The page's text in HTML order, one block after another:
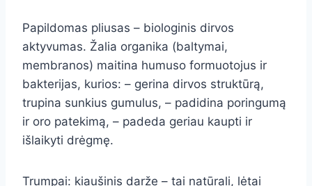
Papildomas pliusas – biologinis dirvos
aktyvumas. Žalia organika (baltymai,
membranos) maitina humuso formuotojus ir
bakterijas, kurios: – gerina dirvos struktūrą,
trupina sunkius gumulus, – padidina poringumą
ir oro patekimą, – padeda geriau kaupti ir
išlaikyti drėgmę.
Trumpai: kiaušinis darže – tai natūrali, lėtai